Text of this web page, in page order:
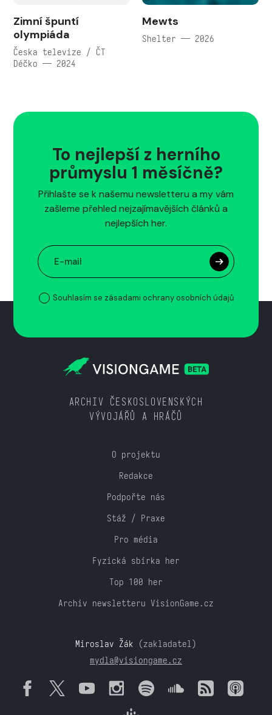
Zimní špuntí
olympiáda
Česka televize / ČT
Déčko — 2024
Mewts
Shelter — 2026
To nejlepší z herního
průmyslu 1 měsíčně?
Přihlašte se k našemu newsletteru a my vám
zašleme přehled nejzajímavějších článků a
nejlepších her.
Souhlasím se zásadami ochrany osobních údajů
ARCHIV ČESKOSLOVENSKÝCH
VÝVOJÁŘŮ A HRÁČŮ
O projektu
Redakce
Podpořte nás
Stáž / Praxe
Pro média
Fyzická sbírka her
Top 100 her
Archiv newsletteru VisionGame.cz
Miroslav Žák (zakladatel)
mydla@visiongame.cz